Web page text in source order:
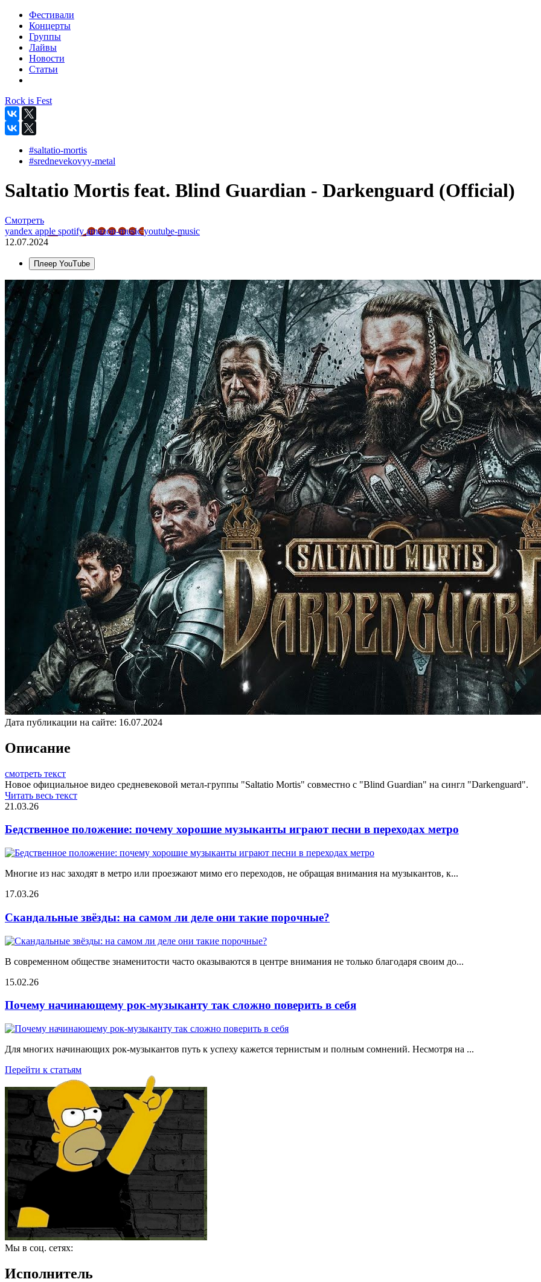
Фестивали
Концерты
Группы
Лайвы
Новости
Статьи
Rock is Fest
#saltatio-mortis
#srednevekovyy-metal
Saltatio Mortis feat. Blind Guardian - Darkenguard (Official)
Смотреть
yandex apple spotifyamazon-musicyoutube-music
12.07.2024
Плеер YouTube
Дата публикации на сайте: 16.07.2024
Описание
смотреть текст
Новое официальное видео средневековой метал-группы "Saltatio Mortis" совместно с "Blind Guardian" на сингл "Darkenguard".
Читать весь текст
21.03.26
Бедственное положение: почему хорошие музыканты играют песни в переходах метро
Многие из нас заходят в метро или проезжают мимо его переходов, не обращая внимания на музыкантов, к...
17.03.26
Скандальные звёзды: на самом ли деле они такие порочные?
В современном обществе знаменитости часто оказываются в центре внимания не только благодаря своим до...
15.02.26
Почему начинающему рок-музыканту так сложно поверить в себя
Для многих начинающих рок-музыкантов путь к успеху кажется тернистым и полным сомнений. Несмотря на ...
Перейти к статьям
Мы в соц. сетях:
Исполнитель